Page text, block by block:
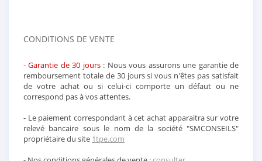
CONDITIONS DE VENTE
-Garantie de 30 jours: Nous vous assurons une garantie de
remboursement totale de 30 jours si vous n'êtes pas satisfait
de votre achat ou si celui-ci comporte un défaut ou ne
correspond pas à vos attentes.
- Le paiement correspondant à cet achat apparaitra sur votre
relevé bancaire sous le nom de la société "SMCONSEILS"
propriétaire du site 1tpe.com